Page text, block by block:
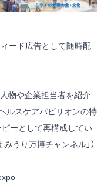
ード広告として随時配
物や企業担当者を紹介
ルスケアパビリオンの特
ーとして再構成してい
みうり万博チャンネル」）